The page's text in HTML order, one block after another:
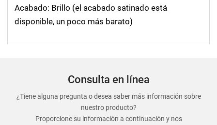
Acabado: Brillo (el acabado satinado está
disponible, un poco más barato)
Consulta en línea
¿Tiene alguna pregunta o desea saber más información sobre
nuestro producto?
Proporcione su información a continuación y nos